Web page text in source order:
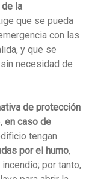
la
que se pueda
con las
y que se
necesidad de
de protección
en caso de
tengan
por el humo,
por tanto,